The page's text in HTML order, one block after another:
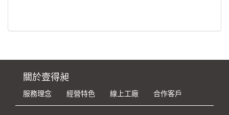
關於壹得昶
服務理念 經營特色 線上工廠 合作客戶